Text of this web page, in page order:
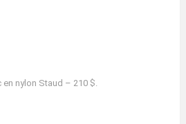
en nylon Staud – 210 $.